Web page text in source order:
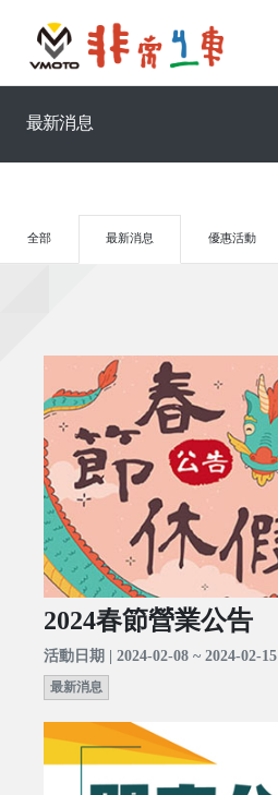
最新消息
全部 最新消息 優惠活動
2024春節營業公告
活動日期 | 2024-02-08 ~ 2024-02-15
最新消息